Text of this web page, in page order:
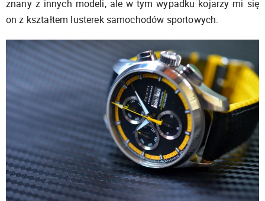
znany z innych modeli, ale w tym wypadku kojarzy mi się
on z kształtem lusterek samochodów sportowych.